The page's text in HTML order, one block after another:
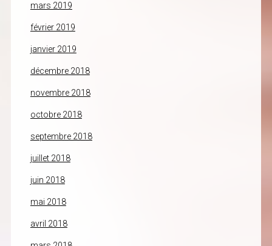
mars 2019
février 2019
janvier 2019
décembre 2018
novembre 2018
octobre 2018
septembre 2018
juillet 2018
juin 2018
mai 2018
avril 2018